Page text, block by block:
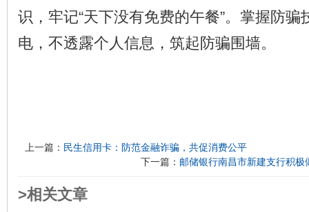
识，牢记“天下没有免费的午餐”。掌握防
电，不透露个人信息，筑起防骗围墙。
上一篇： 民生信用卡：防范金融诈骗，共促消费公平
下一篇： 邮储银行南昌市新建支行积极
>相关文章